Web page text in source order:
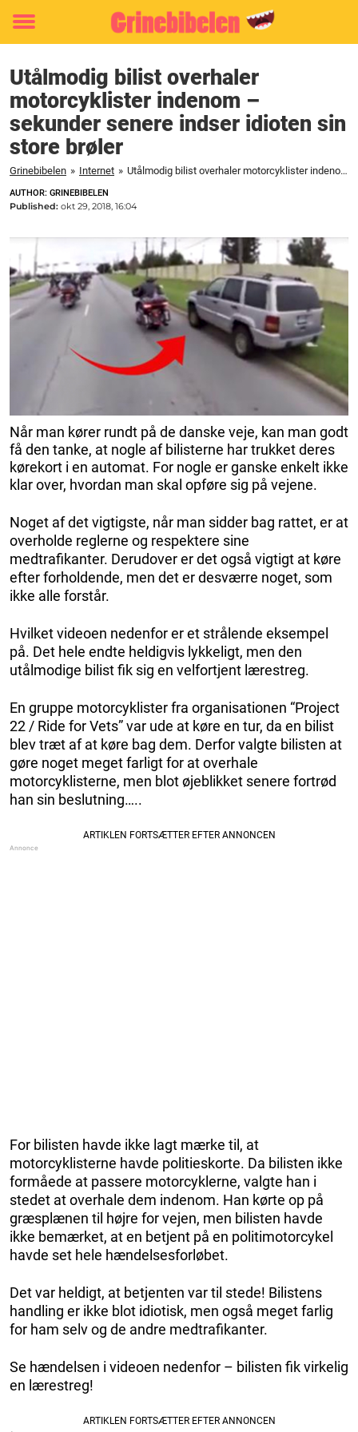
Toggle
Utålmodig bilist overhaler
motorcyklister indenom –
sekunder senere indser idioten sin
store brøler
Grinebibelen » Internet » Utålmodig bilist overhaler motorcyklister indenom - sekunder senere indser idioten sin store brøler
AUTHOR: GRINEBIBELEN
Published: okt 29, 2018, 16:04
Når man kører rundt på de danske veje, kan man godt
få den tanke, at nogle af bilisterne har trukket deres
kørekort i en automat. For nogle er ganske enkelt ikke
klar over, hvordan man skal opføre sig på vejene.
Noget af det vigtigste, når man sidder bag rattet, er at
overholde reglerne og respektere sine
medtrafikanter. Derudover er det også vigtigt at køre
efter forholdende, men det er desværre noget, som
ikke alle forstår.
Hvilket videoen nedenfor er et strålende eksempel
på. Det hele endte heldigvis lykkeligt, men den
utålmodige bilist fik sig en velfortjent lærestreg.
En gruppe motorcyklister fra organisationen “Project
22 / Ride for Vets” var ude at køre en tur, da en bilist
blev træt af at køre bag dem. Derfor valgte bilisten at
gøre noget meget farligt for at overhale
motorcyklisterne, men blot øjeblikket senere fortrød
han sin beslutning…..
For bilisten havde ikke lagt mærke til, at
motorcyklisterne havde politieskorte. Da bilisten ikke
formåede at passere motorcyklerne, valgte han i
stedet at overhale dem indenom. Han kørte op på
græsplænen til højre for vejen, men bilisten havde
ikke bemærket, at en betjent på en politimotorcykel
havde set hele hændelsesforløbet.
Det var heldigt, at betjenten var til stede! Bilistens
handling er ikke blot idiotisk, men også meget farlig
for ham selv og de andre medtrafikanter.
Se hændelsen i videoen nedenfor – bilisten fik virkelig
en lærestreg!